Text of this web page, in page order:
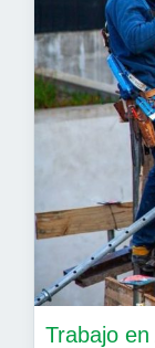
Trabajo